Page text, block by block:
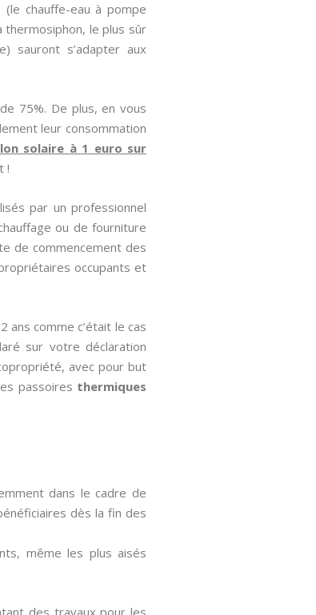
(le chauffe-eau à pompe
thermosiphon, le plus sûr
sauront s’adapter aux
75%. De plus, en vous
leur consommation
solaire à 1 euro sur
!
par un professionnel
ou de fourniture
de commencement des
occupants et
comme c’était le cas
sur votre déclaration
avec pour but
passoires thermiques
dans le cadre de
dès la fin des
même les plus aisés
des travaux pour les